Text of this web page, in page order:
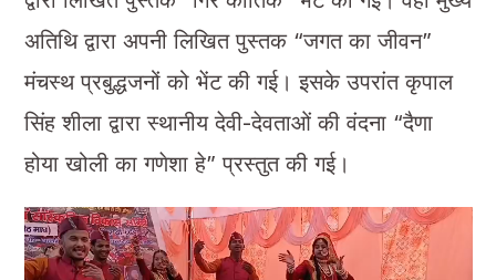
अतिथि द्वारा अपनी लिखित पुस्तक “जगत का जीवन”
मंचस्थ प्रबुद्धजनों को भेंट की गई। इसके उपरांत कृपाल
सिंह शीला द्वारा स्थानीय देवी-देवताओं की वंदना “दैणा
होया खोली का गणेशा हे” प्रस्तुत की गई।